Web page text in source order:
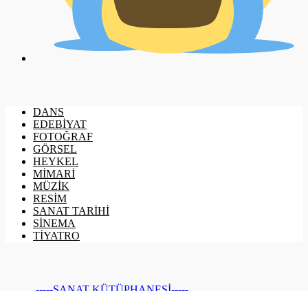
DANS
EDEBİYAT
FOTOĞRAF
GÖRSEL
HEYKEL
MİMARİ
MÜZİK
RESİM
SANAT TARİHİ
SİNEMA
TİYATRO